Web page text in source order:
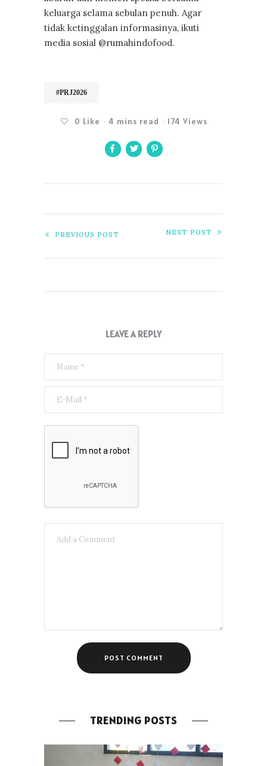
keluarga selama sebulan penuh. Agar
tidak ketinggalan informasinya, ikuti
media sosial @rumahindofood.
#PRJ2026
0 Like 4 mins read 174 Views
PREVIOUS POST NEXT POST
LEAVE A REPLY
TRENDING POSTS